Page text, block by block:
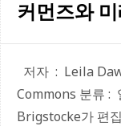
트
최
나
막
을
루
먼
즈
커먼즈와
저자 : Leila
Commons 분류 :
Brigstocke가 편